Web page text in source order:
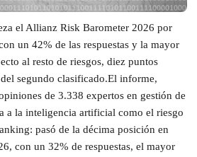
el Allianz Risk Barometer 2026 por
un 42% de las respuestas y la mayor
al resto de riesgos, diez puntos
segundo clasificado.El informe,
de 3.338 expertos en gestión de
a la inteligencia artificial como el riesgo
pasó de la décima posición en
con un 32% de respuestas, el mayor